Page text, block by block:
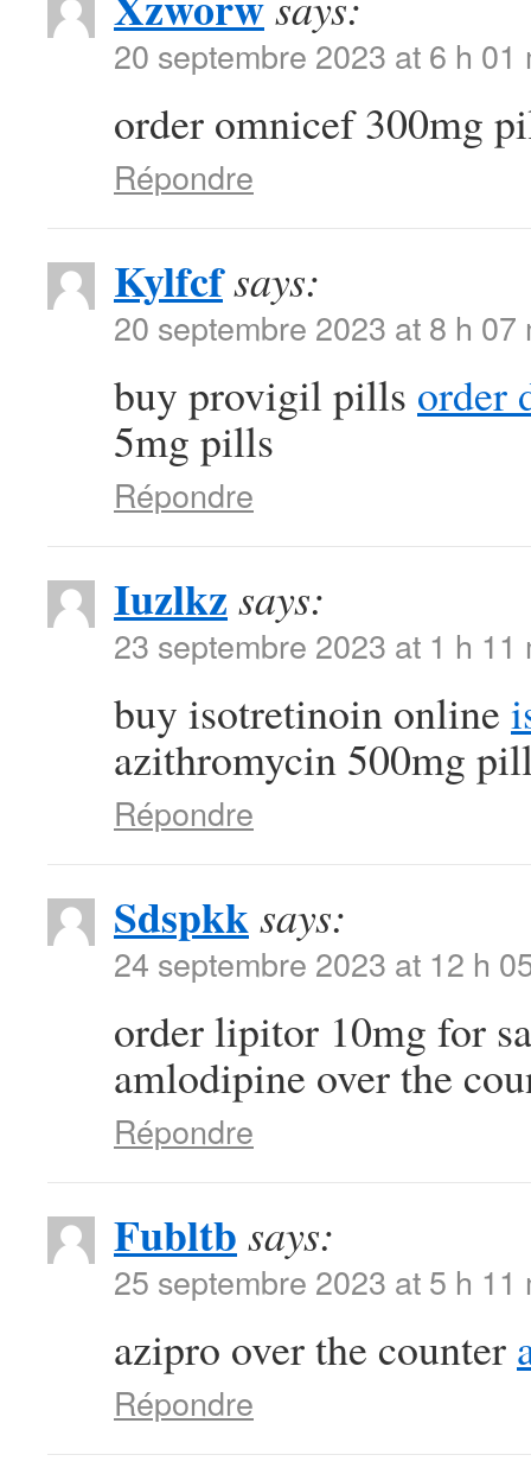
20 septembre 2023 at 6 h 01
order omnicef 300mg
Répondre
Kylfcfsays:
20 septembre 2023 at 8 h 07
buy provigil pills order
5mg pills
Répondre
Iuzlkz says:
23 septembre 2023 at 1 h 11
buy isotretinoin online
azithromycin 500mg
Répondre
Sdspkksays:
24 septembre 2023 at 12 h
order lipitor 10mg for
amlodipine over the
Répondre
Fubltb says:
25 septembre 2023 at 5 h 11
azipro over the counter
Répondre